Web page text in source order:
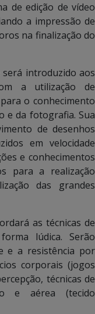
de edição de vídeo
a impressão de
na finalização do
introduzido aos
a utilização de
o conhecimento
e da fotografia. Sua
de desenhos
em velocidade
e conhecimentos
para a realização
das grandes
as técnicas de
lúdica. Serão
e a resistência por
corporais (jogos
técnicas de
e aérea (tecido